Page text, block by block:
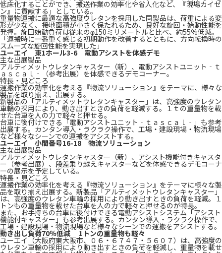
低床化することができ、搬送作業の効率化や省人化など、『現場カイゼ
ン』に貢献する」としている。
重量物運搬に最適な高強度ウレタンを採用した同製品は、荷重による変
形が少なく、接地面積が小さく保たれるため、良好な旋回・始動性能を
発揮。旋回始動負荷は従来のφ150ミリメートルと比べ、約55％低減。
「運搬時に一番重く感じる初期動作を改善するとともに、方向転換時の
スムーズな旋回性能を実現した」
ユーエイ 東1ホール3-6 電動アシストを体感デモ
主な出展製品
アルティメットウレタンキャスター（新）、電動アシストユニット‐ｔ
ａｓｃａｌ‐（参考出展）を体感できるデモコーナー。
特長・見どころ
運搬作業の効率化を考える『物流ソリューション』をテーマに、様々な
製品を取り揃え、出展する。
新製品の「アルティメットウレタンキャスター」は、高強度のウレタン
車輪の採用により、動き出すときの負荷を軽減する。１ｔの重量物を載
せた台車を人の力で軽々と押せる。
台車に後付けできる「電動アシストユニット‐ｔａｓｃａｌ‐」も参考
出展する。カンタン導入・ラクラク操作で、工場・建設現場・物流現場
など様々なシーンでの運搬をアシストする。
ユーエイ 小間番号16-18 物流ソリューション
主な出展製品
アルティメットウレタンキャスター（新）、アシスト機能付きキャスタ
ー（参考出展）、段差乗り越えキャスターなどを体感できるデモコーナ
ーの展示を予定している。
特長・見どころ
運搬作業の効率化を考える『物流ソリューション』をテーマに様々な製
品を取り揃え出展する。新製品「アルティメットウレタンキャスター」
は、高強度のウレタン車輪の採用により動き出すときの負荷を軽減。１
トンもの重量物を載せた台車を人の力で軽々と押せるのが特長。
また、お手持ちの台車に後付けできる電動アシストシステム「アシスト
機能付キャスター」も参考出展する。カンタン導入・ラクラク操作で、
工場・建設現場・物流現場など様々なシーンでの運搬をアシストする。
動き出し負荷70％低減 1トンの重量物も軽々
ユーエイ（大阪府東大阪市、０６・６７４７・５６０７）は、高強度の
ウレタン車輪の採用により動き出すときの負荷を軽減し、重量物を載せ